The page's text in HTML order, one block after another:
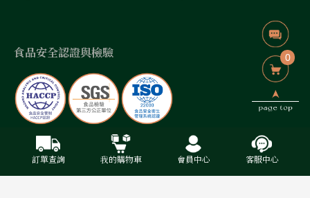
訂單查詢 我的購物車 會員中心 客服中心
食品安全認證與檢驗
藻作坊有限公司 / 統編:50940400
2024 © 藻作坊 Designed By 禾藝叁陸巷有限公司
0